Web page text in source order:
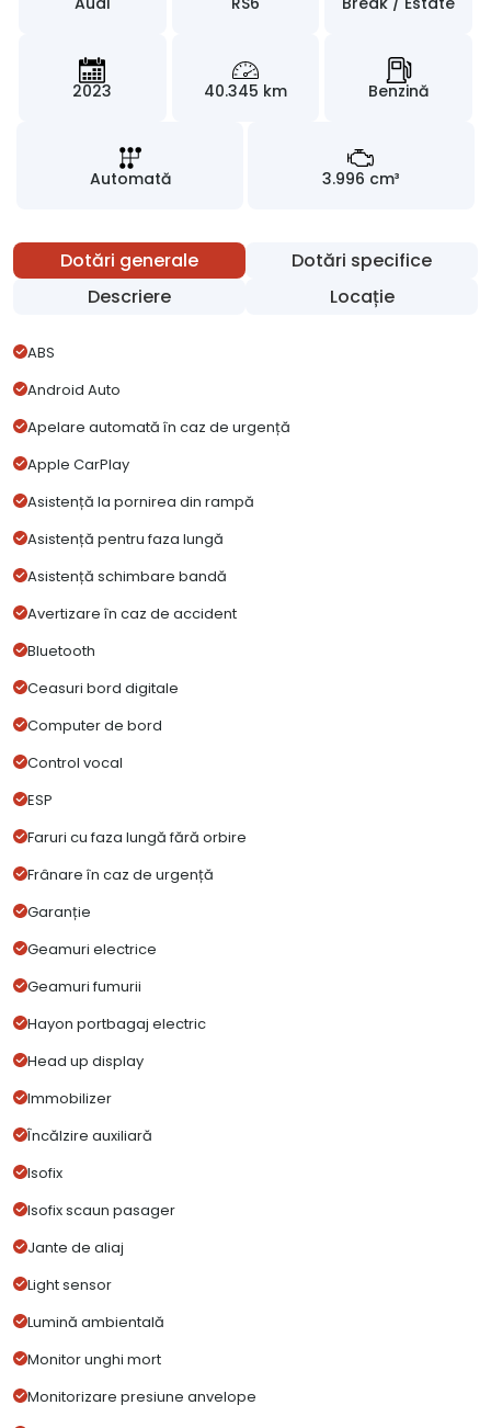
2023 40.345 km Benzină
Automată 3.996 cm³
Dotări generale
Dotări specifice
Descriere
Locație
ABS
Android Auto
Apelare automată în caz de urgență
Apple CarPlay
Asistență la pornirea din rampă
Asistență pentru faza lungă
Asistență schimbare bandă
Avertizare în caz de accident
Bluetooth
Ceasuri bord digitale
Computer de bord
Control vocal
ESP
Faruri cu faza lungă fără orbire
Frânare în caz de urgență
Garanție
Geamuri electrice
Geamuri fumurii
Hayon portbagaj electric
Head up display
Immobilizer
Încălzire auxiliară
Isofix
Isofix scaun pasager
Jante de aliaj
Light sensor
Lumină ambientală
Monitor unghi mort
Monitorizare presiune anvelope